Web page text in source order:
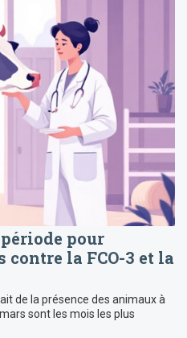
pour
la FCO-3 et la
de la présence des animaux à
sont les mois les plus